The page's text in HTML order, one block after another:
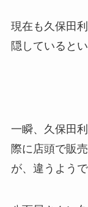
現在も久保田
隠していると
一瞬、久保田
際に店頭で販
が、違うようで